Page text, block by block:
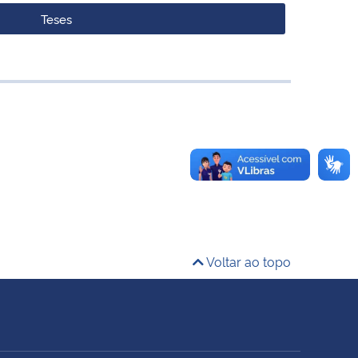
Teses
Voltar ao topo